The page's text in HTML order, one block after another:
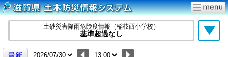
土砂災害降雨危険度情報（稲枝西小学校）
基準超過なし